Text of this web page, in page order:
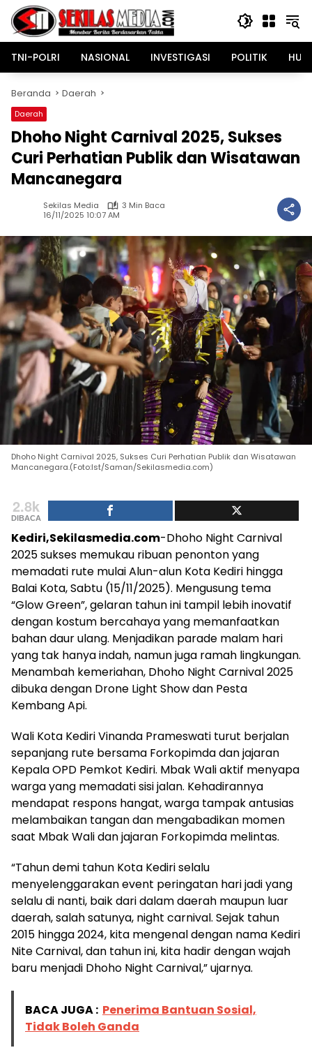
Langsung
konten
TNI-POLRI
NASIONAL INVESTIGASI POLITIK
Beranda Daerah
Daerah
Dhoho Night Carnival 2025, Sukses
Curi Perhatian Publik dan Wisatawan
Mancanegara
Sekilas Media
3 Min Baca
16/11/2025 10:07 AM
Dhoho Night Carnival 2025, Sukses Curi Perhatian Publik dan Wisatawan
Mancanegara.(Foto:Ist/Saman/Sekilasmedia.com)
2.8k
DIBACA
Kediri,Sekilasmedia.com-Dhoho Night Carnival
2025 sukses memukau ribuan penonton yang
memadati rute mulai Alun-alun Kota Kediri hingga
Balai Kota, Sabtu (15/11/2025). Mengusung tema
“Glow Green”, gelaran tahun ini tampil lebih inovatif
dengan kostum bercahaya yang memanfaatkan
bahan daur ulang. Menjadikan parade malam hari
yang tak hanya indah, namun juga ramah lingkungan.
Menambah kemeriahan, Dhoho Night Carnival 2025
dibuka dengan Drone Light Show dan Pesta
Kembang Api.
Wali Kota Kediri Vinanda Prameswati turut berjalan
sepanjang rute bersama Forkopimda dan jajaran
Kepala OPD Pemkot Kediri. Mbak Wali aktif menyapa
warga yang memadati sisi jalan. Kehadirannya
mendapat respons hangat, warga tampak antusias
melambaikan tangan dan mengabadikan momen
saat Mbak Wali dan jajaran Forkopimda melintas.
“Tahun demi tahun Kota Kediri selalu
menyelenggarakan event peringatan hari jadi yang
selalu di nanti, baik dari dalam daerah maupun luar
daerah, salah satunya, night carnival. Sejak tahun
2015 hingga 2024, kita mengenal dengan nama Kediri
Nite Carnival, dan tahun ini, kita hadir dengan wajah
baru menjadi Dhoho Night Carnival,” ujarnya.
BACA JUGA : Penerima Bantuan Sosial,
Tidak Boleh Ganda